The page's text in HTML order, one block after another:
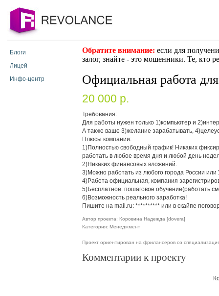
Блоги
Лицей
Инфо-центр
Обратите внимание: если для
залог, знайте - это мошенники. Те, кто
Официальная работа
20 000 p.
Требования:
Для работы нужен только 1)компьютер и
А также ваше 3)желание зарабатывать,
Плюсы компании:
1)Полностью свободный график! Никаких
работать в любое время дня и любой день
2)Никаких финансовых вложений.
3)Можно работать из любого города России или
4)Работа официальная, компания
5)Бесплатное. пошаговое обучение(работать
6)Возможность реального заработка!
Пишите на mail.ru: ********** или в скайпе
Автор проекта: Коровина Надежда [dovera]
Категория: Менеджмент
Проект ориентирован на фрилансеров со
Комментарии к проекту